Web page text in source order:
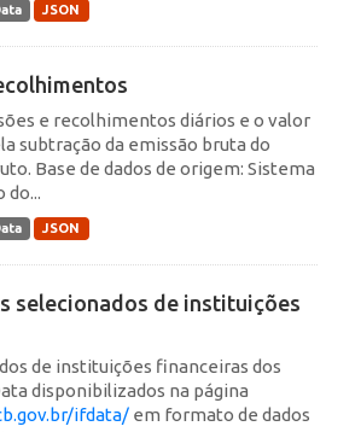
JSON
e recolhimentos diários e o valor
subtração da emissão bruta do
Base de dados de origem: Sistema
do...
JSON
selecionados de instituições
de instituições financeiras dos
disponibilizados na página
ifdata/ em formato de dados